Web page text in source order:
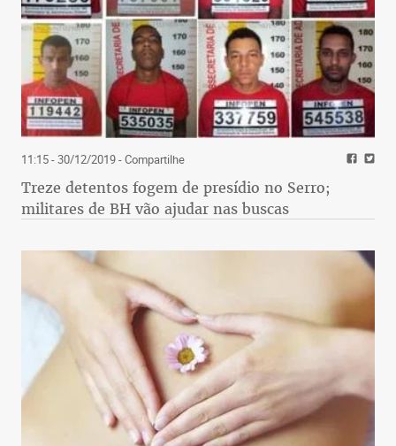
11:15 - 30/12/2019- Compartilhe
Treze detentos fogem de presídio no Serro;
militares de BH vão ajudar nas buscas